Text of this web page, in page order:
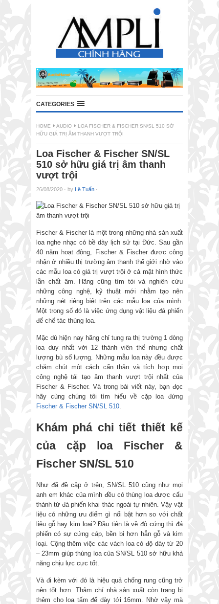
CATEGORIES
HOME AUDIO
LOA FISCHER & FISCHER SN/SL 510 SỞ
HỮU GIÁ TRỊ ÂM THANH VƯỢT TRỘI
Loa Fischer & Fischer SN/SL
510 sở hữu giá trị âm thanh
vượt trội
26/08/2020 · by Lê Tuấn ·
Fischer & Fischer là một trong những nhà sản xuất
loa nghe nhạc có bề dày lịch sử tại Đức. Sau gần
40 năm hoạt động, Fischer & Fischer được công
nhận ở nhiều thị trường âm thanh thế giới nhờ vào
các mẫu loa có giá trị vượt trội ở cả mặt hình thức
lẫn chất âm. Hãng cũng tìm tòi và nghiên cứu
những công nghệ, kỹ thuật mới nhằm tạo nên
những nét riêng biệt trên các mẫu loa của mình.
Một trong số đó là việc ứng dụng vật liệu đá phiến
để chế tác thùng loa.
Mặc dù hiện nay hãng chỉ tung ra thị trường 1 dòng
loa duy nhất với 12 thành viên thế nhưng chất
lượng bù số lượng. Những mẫu loa này đều được
chăm chút một cách cẩn thận và tích hợp mọi
công nghệ tái tạo âm thanh vượt trội nhất của
Fischer & Fischer. Và trong bài viết này, bạn đọc
hãy cùng chúng tôi tìm hiểu về cặp loa đứng
Fischer & Fischer SN/SL 510
Khám phá chi tiết thiết kế
của cặp loa Fischer &
Fischer SN/SL 510
Như đã đề cập ở trên, SN/SL 510 cũng như mọi
anh em khác của mình đều có thùng loa được cấu
thành từ đá phiến khai thác ngoài tự nhiên. Vậy vật
liệu có những ưu điểm gì nổi bật hơn so với chất
liệu gỗ hay kim loại? Đầu tiên là về độ cứng thì đá
phiến có sự cứng cáp, bền bỉ hơn hẳn gỗ và kim
loại. Cộng thêm việc các vách loa có độ dày từ 20
– 23mm giúp thùng loa của SN/SL 510 sở hữu khả
năng chịu lực cực tốt.
Và đi kèm với đó là hiệu quả chống rung cũng trở
nên tốt hơn. Thậm chí nhà sản xuất còn trang bị
thêm cho loa tấm đế dày tới 16mm. Nhờ vậy mà